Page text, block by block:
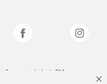
são propriedade da 3M.